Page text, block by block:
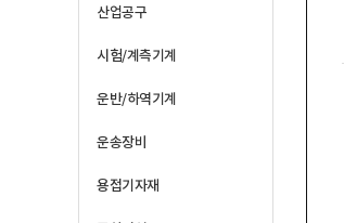
산업공구
시험/계측기계
운반/하역기계
운송장비
용접기자재